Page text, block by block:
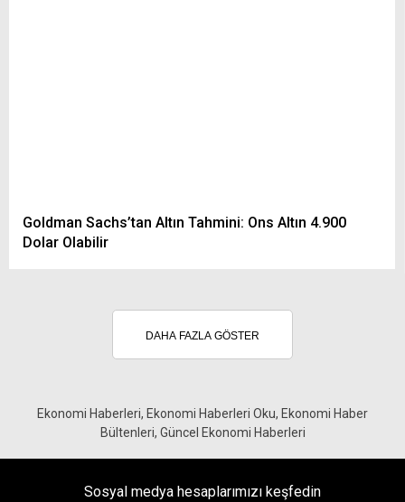
Goldman Sachs’tan Altın Tahmini: Ons Altın 4.900
Dolar Olabilir
DAHA FAZLA GÖSTER
Ekonomi Haberleri, Ekonomi Haberleri Oku, Ekonomi Haber
Bültenleri, Güncel Ekonomi Haberleri
Sosyal medya hesaplarımızı keşfedin